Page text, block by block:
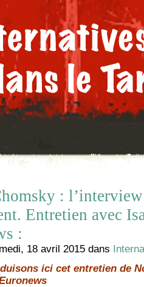
:
Entretien avec
:
18 avril 2015 dans
ici cet entretien de